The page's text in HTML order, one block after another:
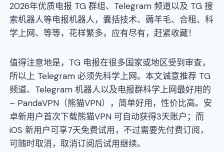
2026年优质电报 TG 群组、Telegram 频道以及 TG 搜
索机器人等电报机器人，囊括技术、薅羊毛、合租、科
学上网、等等，花样繁多，应有尽有，赶紧收藏！
值得注意地是，TG 电报在很多国家或地区受到审查，
所以上 Telegram 必须先科学上网。本文诚意推荐 TG
频道、Telegram 机器人以及电报群科学上网最好用的
– PandaVPN（熊猫VPN），简单好用，性价比高。安
卓新用户首次下载熊猫VPN 可自动获得3天账户；而
iOS 新用户可享7天免费试用，不过需要先付费订阅，
可随时取消，取消订阅后试用继续。